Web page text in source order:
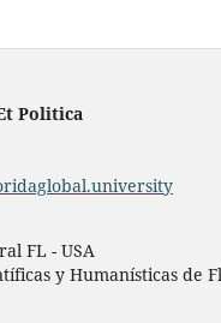
Politica
FL - USA
y Humanísticas de